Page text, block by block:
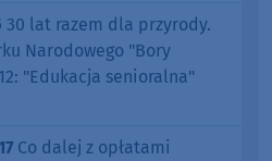
30 lat razem dla przyrody.
Narodowego "Bory
"Edukacja senioralna"
Co dalej z opłatami